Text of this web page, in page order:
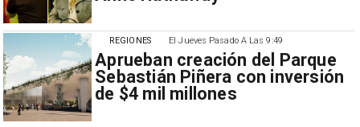
El Jueves Pasado A Las 9:49
Aprueban creación del Parque
Sebastián Piñera con inversión
de $4 mil millones
REGIONES